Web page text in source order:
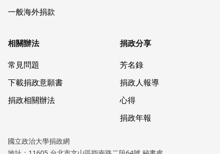
一般海外捐款
相關辦法
常見問題
下載捐政意願書
捐政相關辦法
捐政分享
芳名錄
捐政人報導
心得
捐政年報
國立政治大學捐政網